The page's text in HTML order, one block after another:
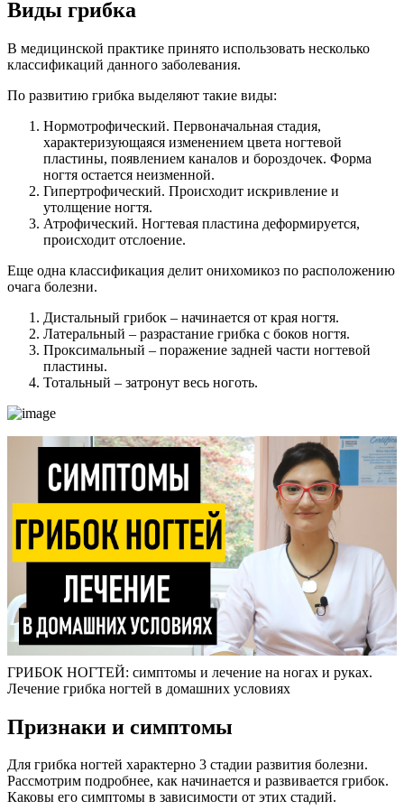
Виды грибка
В медицинской практике принято использовать несколько
классификаций данного заболевания.
По развитию грибка выделяют такие виды:
Нормотрофический. Первоначальная стадия,
характеризующаяся изменением цвета ногтевой
пластины, появлением каналов и бороздочек. Форма
ногтя остается неизменной.
Гипертрофический. Происходит искривление и
утолщение ногтя.
Атрофический. Ногтевая пластина деформируется,
происходит отслоение.
Еще одна классификация делит онихомикоз по расположению
очага болезни.
Дистальный грибок – начинается от края ногтя.
Латеральный – разрастание грибка с боков ногтя.
Проксимальный – поражение задней части ногтевой
пластины.
Тотальный – затронут весь ноготь.
ГРИБОК НОГТЕЙ: симптомы и лечение на ногах и руках.
Лечение грибка ногтей в домашних условиях
Признаки и симптомы
Для грибка ногтей характерно 3 стадии развития болезни.
Рассмотрим подробнее, как начинается и развивается грибок.
Каковы его симптомы в зависимости от этих стадий.